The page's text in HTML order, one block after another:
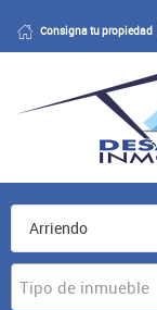
Consigna tu propiedad
Tipo de inmueble